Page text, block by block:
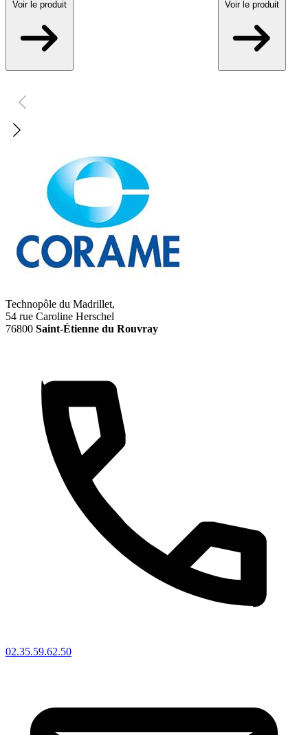
Voir le produit Voir le produit
Technopôle du Madrillet,
54 rue Caroline Herschel
76800 Saint-Étienne du Rouvray
02.35.59.62.50